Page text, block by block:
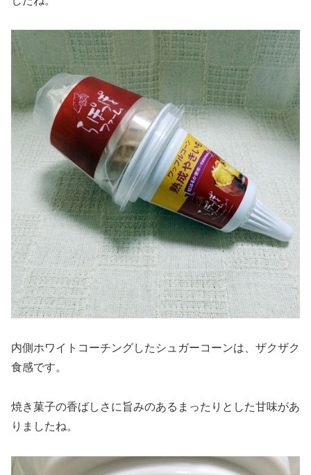
内側ホワイトコーチングしたシュガーコーンは、ザクザク
食感です。
焼き菓子の香ばしさに旨みのあるまったりとした甘味があ
りましたね。